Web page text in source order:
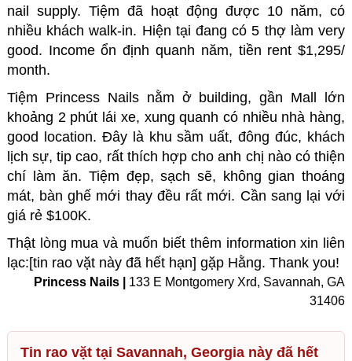
nail supply. Tiệm đã hoạt động được 10 năm, có
nhiều khách walk-in. Hiện tại đang có 5 thợ làm very
good. Income ổn định quanh năm, tiền rent $1,295/
month.
Tiệm Princess Nails nằm ở building, gần Mall lớn
khoảng 2 phút lái xe, xung quanh có nhiều nhà hàng,
good location. Đây là khu sầm uất, đông đúc, khách
lịch sự, tip cao, rất thích hợp cho anh chị nào có thiện
chí làm ăn. Tiệm đẹp, sạch sẽ, không gian thoáng
mát, bàn ghế mới thay đều rất mới. Cần sang lại với
giá rẻ $100K.
Thật lòng mua và muốn biết thêm information xin liên
lạc:[tin rao vặt này đã hết hạn] gặp Hằng. Thank you!
Princess Nails |
133 E Montgomery Xrd, Savannah, GA
31406
Tin rao vặt tại Savannah, Georgia này đã hết